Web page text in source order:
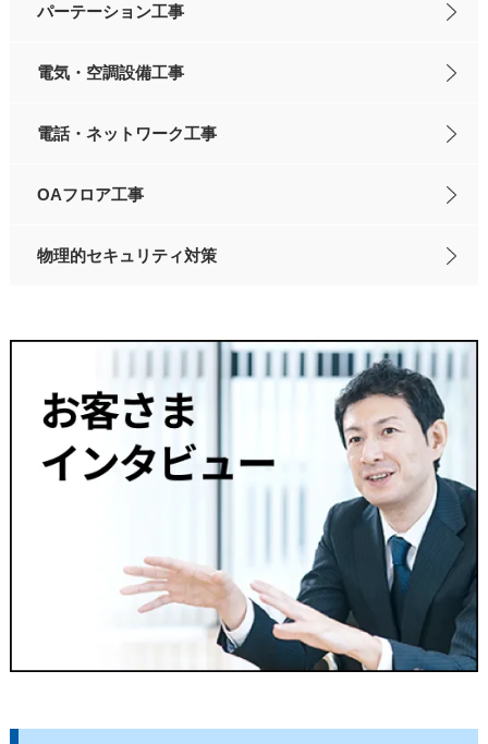
パーテーション工事
電気・空調設備工事
電話・ネットワーク工事
OAフロア工事
物理的セキュリティ対策